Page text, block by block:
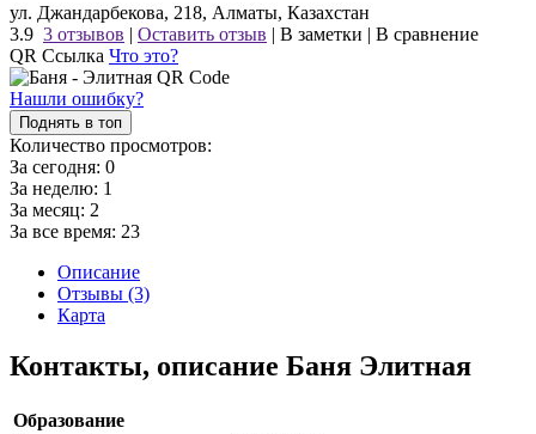
ул. Джандарбекова, 218, Алматы, Казахстан
3.9 3 отзывов | Оставить отзыв | В заметки | В сравнение
QR Ссылка Что это?
Нашли ошибку?
Поднять в топ
Количество просмотров:
За сегодня: 0
За неделю: 1
За месяц: 2
За все время: 23
Описание
Отзывы (3)
Карта
Контакты, описание Баня Элитная
Образование